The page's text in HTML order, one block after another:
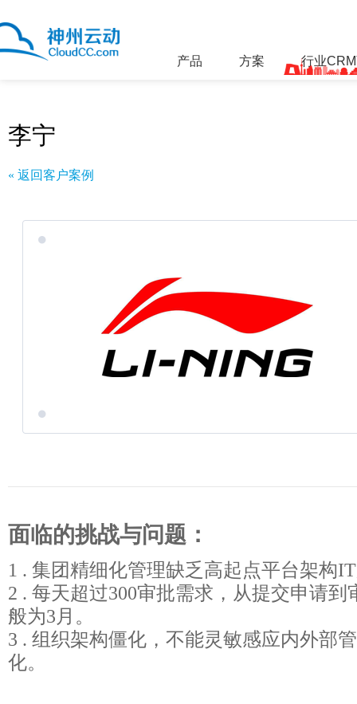
产品 方案 行业
李宁
« 返回客户案例
面临的挑战与问题：
1 . 集团精细化管理缺乏高起点平台架构
2 . 每天超过300审批需求，从提交申请到
般为3月。
3 . 组织架构僵化，不能灵敏感应内外部
化。